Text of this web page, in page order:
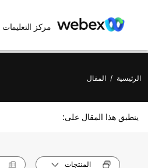
مركز التعليمات
الرئيسية / المقال
ينطبق هذا المقال على:
المنتجات